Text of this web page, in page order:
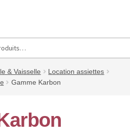
& Vaisselle
Location assiettes
Gamme Karbon